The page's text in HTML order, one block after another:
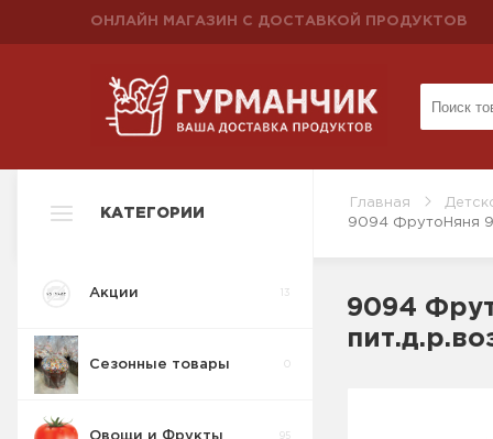
ОНЛАЙН МАГАЗИН С ДОСТАВКОЙ ПРОДУКТОВ
Главная
9094 ФрутоНяня
КАТЕГОРИИ
Акции 13
Сезонные товары
Овощи и Фрукты 95
9094